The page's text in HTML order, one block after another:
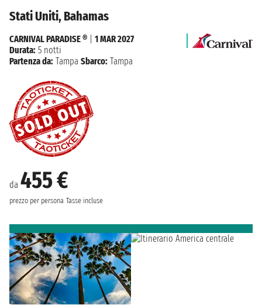
Stati Uniti, Bahamas
da 455 €
prezzo per persona Tasse incluse
CARNIVAL PARADISE ®
1 MAR 2027
Durata: 5 notti
Partenza da: Tampa Sbarco: Tampa